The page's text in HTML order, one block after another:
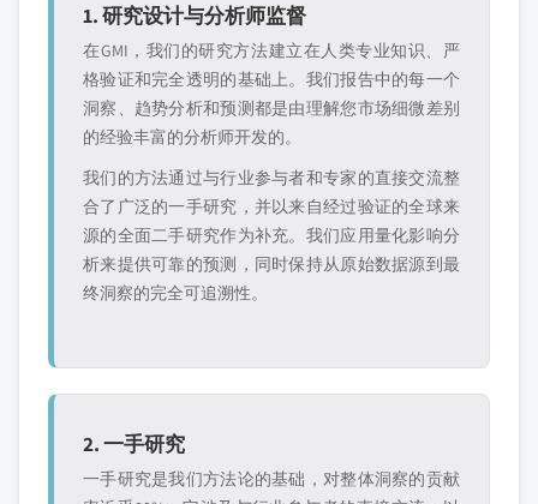
1. 研究设计与分析师监督
在GMI，我们的研究方法建立在人类专业知识、严
格验证和完全透明的基础上。我们报告中的每一个
洞察、趋势分析和预测都是由理解您市场细微差别
的经验丰富的分析师开发的。
我们的方法通过与行业参与者和专家的直接交流整
合了广泛的一手研究，并以来自经过验证的全球来
源的全面二手研究作为补充。我们应用量化影响分
析来提供可靠的预测，同时保持从原始数据源到最
终洞察的完全可追溯性。
2. 一手研究
一手研究是我们方法论的基础，对整体洞察的贡献